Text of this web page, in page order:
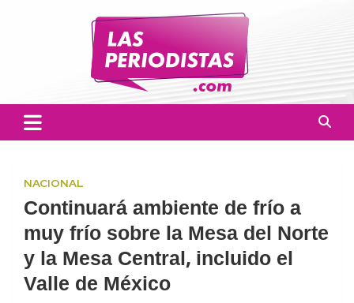
Las Periodistas
informado a la población.
NACIONAL
Continuará ambiente de frío a
muy frío sobre la Mesa del Norte
y la Mesa Central, incluido el
Valle de México